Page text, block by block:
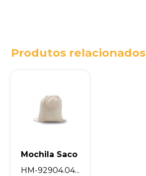
Produtos relacionados
Mochila Saco
HM-92904.04...